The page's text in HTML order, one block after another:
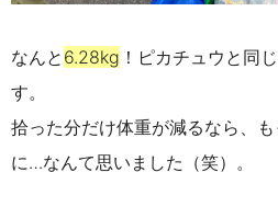
なんと 6.28kg ！ピカチュウと同
す。
拾った分だけ体重が減るなら、
に…なんて思いました （笑） 。